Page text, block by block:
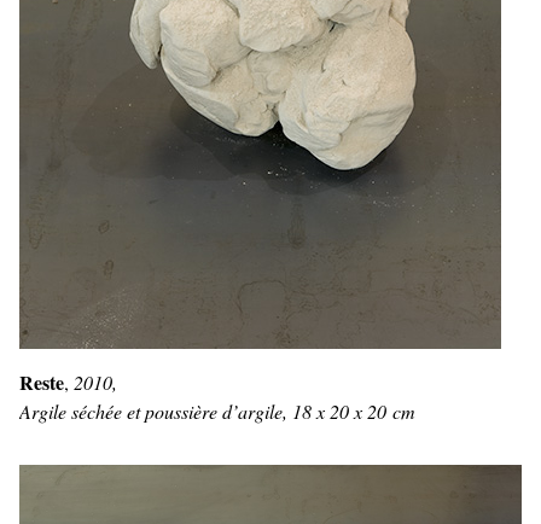
Reste, 2010,
Argile séchée et poussière d’argile, 18 x 20 x 20 cm